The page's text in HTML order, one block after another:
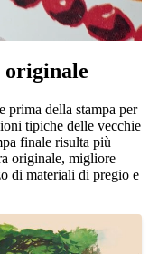
originale
prima della stampa per
tipiche delle vecchie
finale risulta più
originale, migliore
di materiali di pregio e